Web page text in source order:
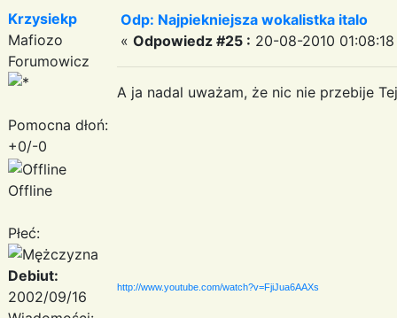
Krzysiekp
Mafiozo
Forumowicz
Pomocna dłoń:
+0/-0
Offline
Płeć:
Debiut:
2002/09/16
Odp: Najpiekniejsza wokalistka italo
« Odpowiedz #25 : 20-08-2010
A ja nadal uważam, że nic nie przebije
http://www.youtube.com/watch?v=FjiJua6AAXs